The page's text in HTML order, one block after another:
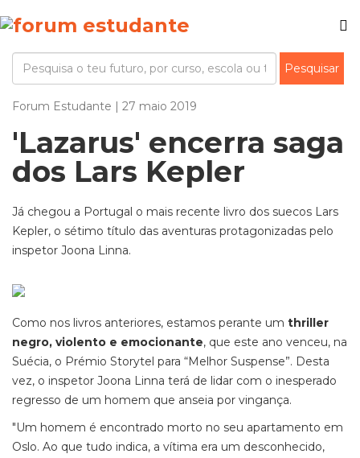
Forum Estudante | 27 maio 2019
'Lazarus' encerra saga
dos Lars Kepler
Já chegou a Portugal o mais recente livro dos suecos Lars
Kepler, o sétimo título das aventuras protagonizadas pelo
inspetor Joona Linna.
Como nos livros anteriores, estamos perante um thriller
negro, violento e emocionante, que este ano venceu, na
Suécia, o Prémio Storytel para “Melhor Suspense”. Desta
vez, o inspetor Joona Linna terá de lidar com o inesperado
regresso de um homem que anseia por vingança.
"Um homem é encontrado morto no seu apartamento em
Oslo. Ao que tudo indica, a vítima era um desconhecido,